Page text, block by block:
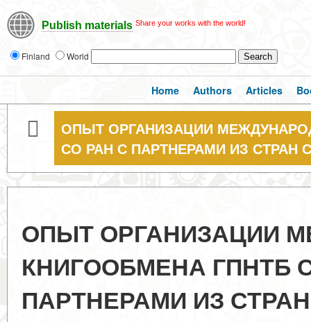
Publish materials Share your works with the world!
Finland World
Home Authors Articles
ОПЫТ ОРГАНИЗАЦИИ
СО РАН С ПАРТНЕРАМИ ИЗ СТРАН
ОПЫТ ОРГАНИЗАЦИИ
КНИГООБМЕНА ГПНТБ
ПАРТНЕРАМИ ИЗ